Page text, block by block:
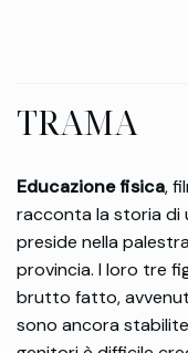
TRAMA
Educazione fisica,
racconta la storia di
preside nella
provincia. I loro tre
brutto fatto,
sono ancora